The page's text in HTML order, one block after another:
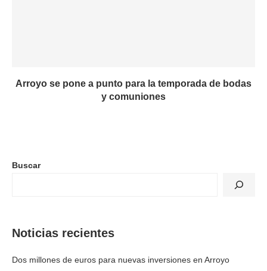
Arroyo se pone a punto para la temporada de bodas
y comuniones
Buscar
Noticias recientes
Dos millones de euros para nuevas inversiones en Arroyo